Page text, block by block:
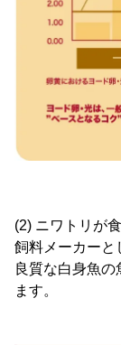
(2) ニワトリが
飼料メーカーと
良質な白身魚
ます。